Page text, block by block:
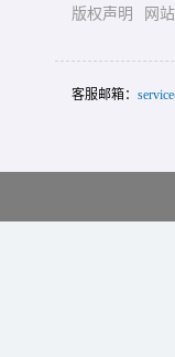
版权声明
网
客服邮箱：